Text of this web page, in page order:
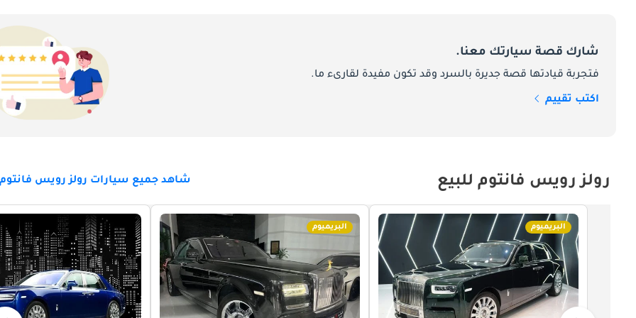
شارك قصة سيارتك معنا.
فتجربة قيادتها قصة جديرة بالسرد وقد تكون مفيدة لقارىء ما.
اكتب تقييم
رولز رويس فانتوم للبيع شاهد جميع سيارات رولز رويس فانتوم
البريميوم البريميوم